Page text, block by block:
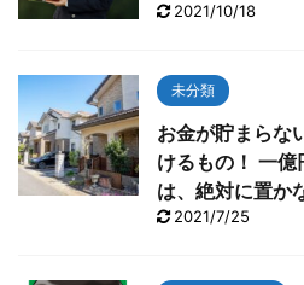
2021/10/18
未分類
お金が貯まらな
けるもの！ 一
は、絶対に置か
2021/7/25